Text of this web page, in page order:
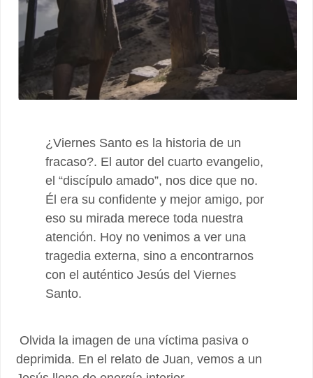
¿Viernes Santo es la historia de un
fracaso?. El autor del cuarto evangelio,
el “discípulo amado”, nos dice que no.
Él era su confidente y mejor amigo, por
eso su mirada merece toda nuestra
atención. Hoy no venimos a ver una
tragedia externa, sino a encontrarnos
con el auténtico Jesús del Viernes
Santo.
Olvida la imagen de una víctima pasiva o
deprimida. En el relato de Juan, vemos a un